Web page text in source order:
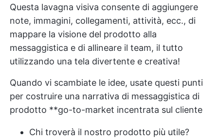
Questa lavagna visiva consente di aggiungere
note, immagini, collegamenti, attività, ecc., di
mappare la visione del prodotto alla
messaggistica e di allineare il team, il tutto
utilizzando una tela divertente e creativa!
Quando vi scambiate le idee, usate questi punti
per costruire una narrativa di messaggistica di
prodotto **go-to-market incentrata sul cliente
Chi troverà il nostro prodotto più utile?